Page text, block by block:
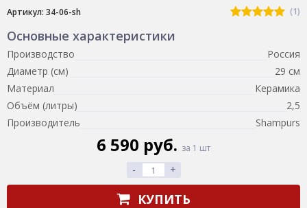
Артикул: 34-06-sh (1)
Основные характеристики
Производство
Россия
Диаметр (см)
29 см
Материал
Керамика
Объём (литры)
2,5
Производитель
Shampurs
6 590 руб. за 1 шт
- +
КУПИТЬ